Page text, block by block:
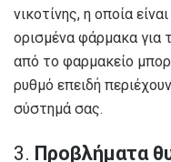
νικοτίνης, η οποία
ορισμένα φάρμακα για
από το φαρμακείο
ρυθμό επειδή
σύστημά σας.
3. Προβλήματα